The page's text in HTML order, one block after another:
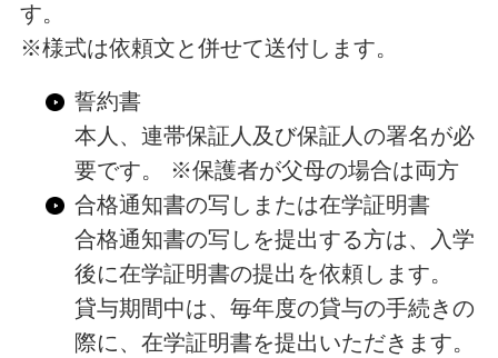
す。
※様式は依頼文と併せて送付します。
誓約書
本人、連帯保証人及び保証人の署名が必
要です。 ※保護者が父母の場合は両方
合格通知書の写しまたは在学証明書
合格通知書の写しを提出する方は、入学
後に在学証明書の提出を依頼します。
貸与期間中は、毎年度の貸与の手続きの
際に、在学証明書を提出いただきます。